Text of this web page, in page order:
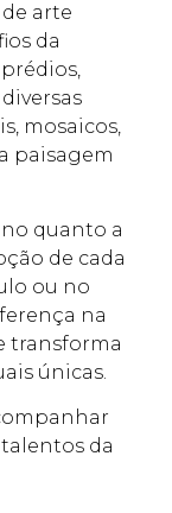
arte
da
mosaicos,
paisagem
quanto a
de cada
ou no
na
transforma
únicas.
da